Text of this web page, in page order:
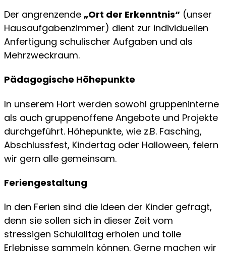
Der angrenzende „Ort der Erkenntnis“ (unser
Hausaufgabenzimmer) dient zur individuellen
An­fertigung schulischer Aufgaben und als
Mehrzweckraum.
Pädagogische Höhepunkte
In unserem Hort werden sowohl gruppeninterne
als auch gruppenoffene Angebote und Projekte
durchgeführt. Höhepunkte, wie z.B. Fasching,
Abschlussfest, Kindertag oder Halloween, feiern
wir gern alle gemeinsam.
Feriengestaltung
In den Ferien sind die Ideen der Kinder gefragt,
denn sie sollen sich in dieser Zeit vom
stressigen Schulalltag erholen und tolle
Erlebnisse sammeln können. Gerne machen wir